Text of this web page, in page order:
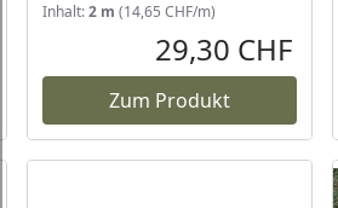
Inhalt:2 m (14,65 CHF/m)
29,30 CHF
Zum Produkt